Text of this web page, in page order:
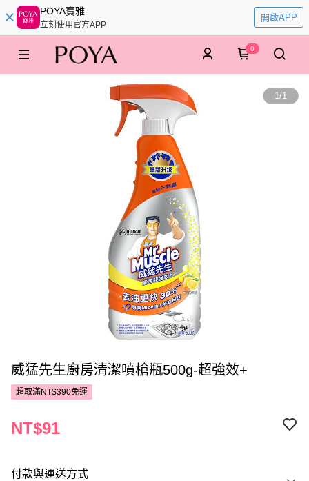
POYA寶雅
立刻使用官方APP
開啟APP
0
1/1
威猛先生廚房清潔噴槍瓶500g-超強效+
超取滿NT$390免運
NT$91
付款與運送方式